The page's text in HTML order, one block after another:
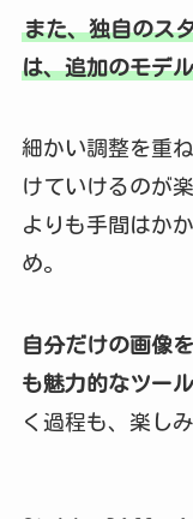
また、独自のス
は、追加のモデ
細かい調整を重
けていけるのが
よりも手間はか
め。
自分だけの画像
も魅力的なツール
く過程も、楽し